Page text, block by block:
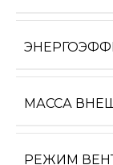
МАССА
РЕЖИМ